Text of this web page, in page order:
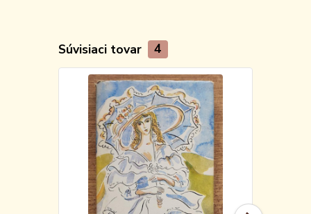
Súvisiaci tovar 4